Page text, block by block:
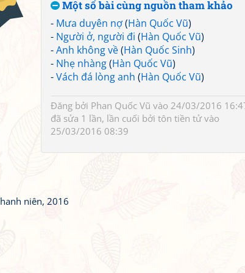
Một số bài cùng nguồn tham khảo
- Mưa duyên nợ(Hàn Quốc Vũ)
- Người ở, người đi (Hàn Quốc Vũ)
-Anh không về(Hàn Quốc Sinh)
- Nhẹ nhàng(Hàn Quốc Vũ)
-Vách đá lòng anh (Hàn Quốc Vũ)
Đăng bởi Phan Quốc Vũ vào 24/03/2016
đã sửa 1 lần, lần cuối bởi tôn tiền tửvào
25/03/2016 08:39
niên, 2016